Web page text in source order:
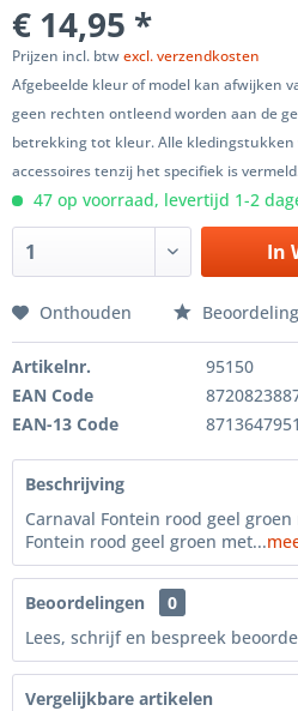
€ 14,95 *
Prijzen incl. btwexcl. verzendkosten
Afgebeelde kleur of model kan afwijken
geen rechten ontleend worden aan de
betrekking tot kleur. Alle kledingstukken
accessoires tenzij het specifiek is
47 op voorraad, levertijd 1-2
In
Onthouden Beoordeling
Artikelnr.
95150
EAN Code
EAN-13 Code
Beschrijving
Carnaval Fontein rood geel
Fontein rood geel groen met...
Beoordelingen
0
Lees, schrijf en bespreek
Vergelijkbare artikelen